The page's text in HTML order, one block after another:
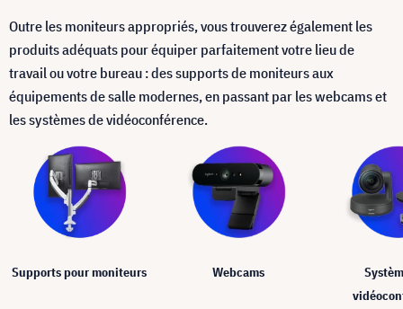
Outre les moniteurs appropriés, vous trouverez également les
produits adéquats pour équiper parfaitement votre lieu de
travail ou votre bureau : des supports de moniteurs aux
équipements de salle modernes, en passant par les webcams et
les systèmes de vidéoconférence.
Supports pour moniteurs Webcams